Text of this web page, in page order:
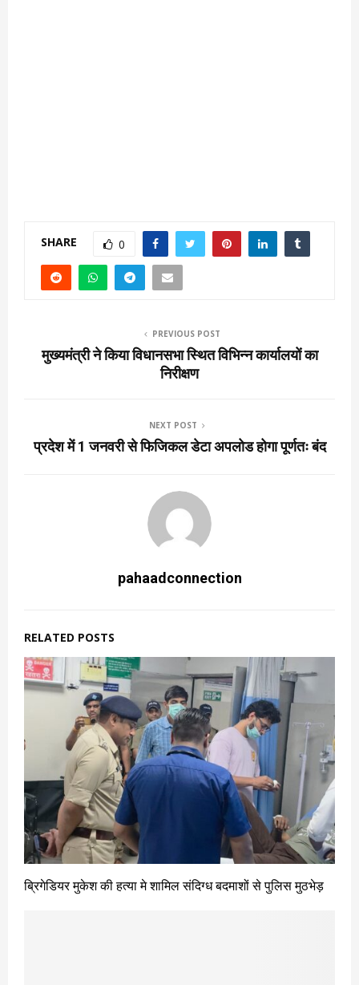
SHARE 0
PREVIOUS POST
मुख्यमंत्री ने किया विधानसभा स्थित विभिन्न कार्यालयों का
निरीक्षण
NEXT POST
प्रदेश में 1 जनवरी से फिजिकल डेटा अपलोड होगा पूर्णतः बंद
pahaadconnection
RELATED POSTS
ब्रिगेडियर मुकेश की हत्या मे शामिल संदिग्ध बदमाशों से पुलिस मुठभेड़